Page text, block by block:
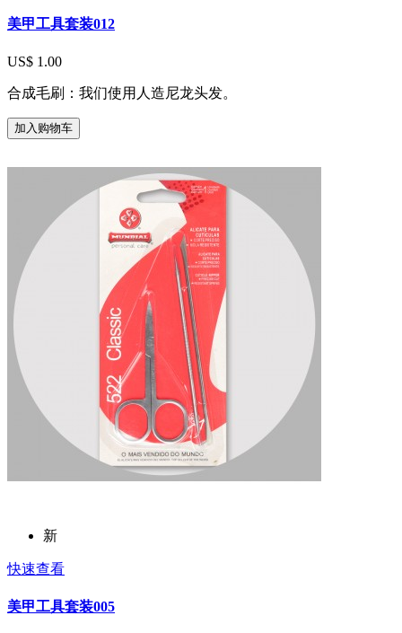
美甲工具套装012
US$ 1.00
合成毛刷：我们使用人造尼龙头发。
加入购物车
新
快速查看
美甲工具套装005